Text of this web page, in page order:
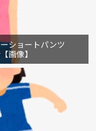
ショートパンツ
画像】